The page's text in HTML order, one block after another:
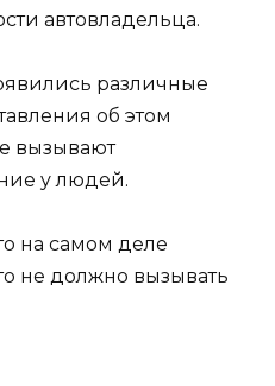
автовладельца.
различные
об этом
вызывают
у людей.
на самом деле
не должно вызывать